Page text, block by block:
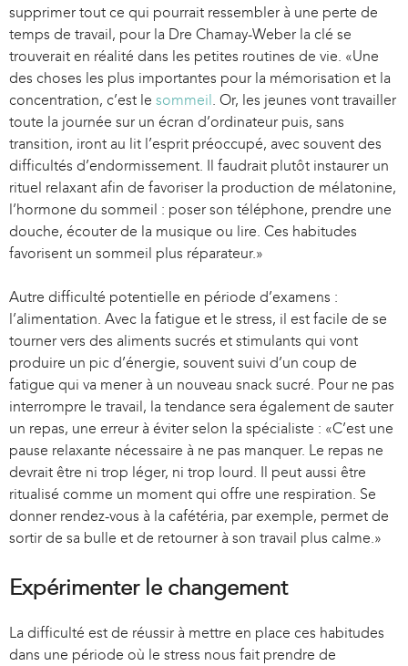
)
supprimer tout ce qui pourrait ressembler à une perte de
temps de travail, pour la Dre Chamay-Weber la clé se
trouverait en réalité dans les petites routines de vie. «Une
des choses les plus importantes pour la mémorisation et la
concentration, c’est le sommeil . Or, les jeunes vont travailler
toute la journée sur un écran d’ordinateur puis, sans
transition, iront au lit l’esprit préoccupé, avec souvent des
difficultés d’endormissement. Il faudrait plutôt instaurer un
rituel relaxant afin de favoriser la production de mélatonine,
l’hormone du sommeil : poser son téléphone, prendre une
douche, écouter de la musique ou lire. Ces habitudes
favorisent un sommeil plus réparateur.»
Autre difficulté potentielle en période d’examens :
l’alimentation. Avec la fatigue et le stress, il est facile de se
tourner vers des aliments sucrés et stimulants qui vont
produire un pic d’énergie, souvent suivi d’un coup de
fatigue qui va mener à un nouveau snack sucré. Pour ne pas
interrompre le travail, la tendance sera également de sauter
un repas, une erreur à éviter selon la spécialiste : «C’est une
pause relaxante nécessaire à ne pas manquer. Le repas ne
devrait être ni trop léger, ni trop lourd. Il peut aussi être
ritualisé comme un moment qui offre une respiration. Se
donner rendez-vous à la cafétéria, par exemple, permet de
sortir de sa bulle et de retourner à son travail plus calme.»
Expérimenter le changement
La difficulté est de réussir à mettre en place ces habitudes
dans une période où le stress nous fait prendre de